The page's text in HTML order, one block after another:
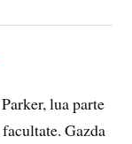
lua parte
Gazda